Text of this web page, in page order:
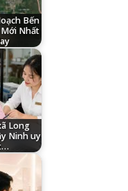
Bến
Nhất
Long
Ninh uy